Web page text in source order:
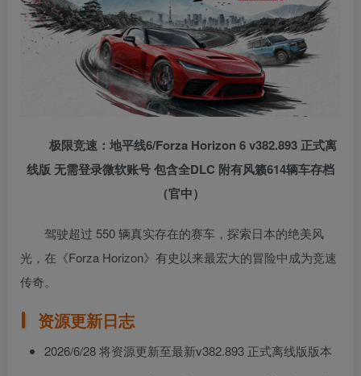
极限竞速：地平线6/Forza Horizon 6 v382.893 正式离
线版 无需登录微软账号 包含全DLC 附有风籁614辆车存档
（官中）
驾驶超过 550 辆真实存在的赛车，探索日本的绝美风
光，在《Forza Horizon》有史以来最宏大的冒险中成为竞速
传奇。
资源更新日志
2026/6/28 将资源更新至最新v382.893 正式离线版版本